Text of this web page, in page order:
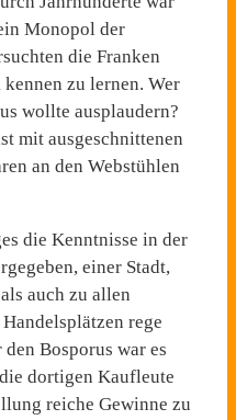
Mo­nopol der
die Franken
zu lernen. Wer
wollte ausplaudern?
mit ausgeschnit­tenen
an den Webstühlen
die Kenntnisse in der
ei­ner Stadt,
auch zu allen
rege
Bosporus war es
dortigen Kaufleute
reiche Gewinne zu